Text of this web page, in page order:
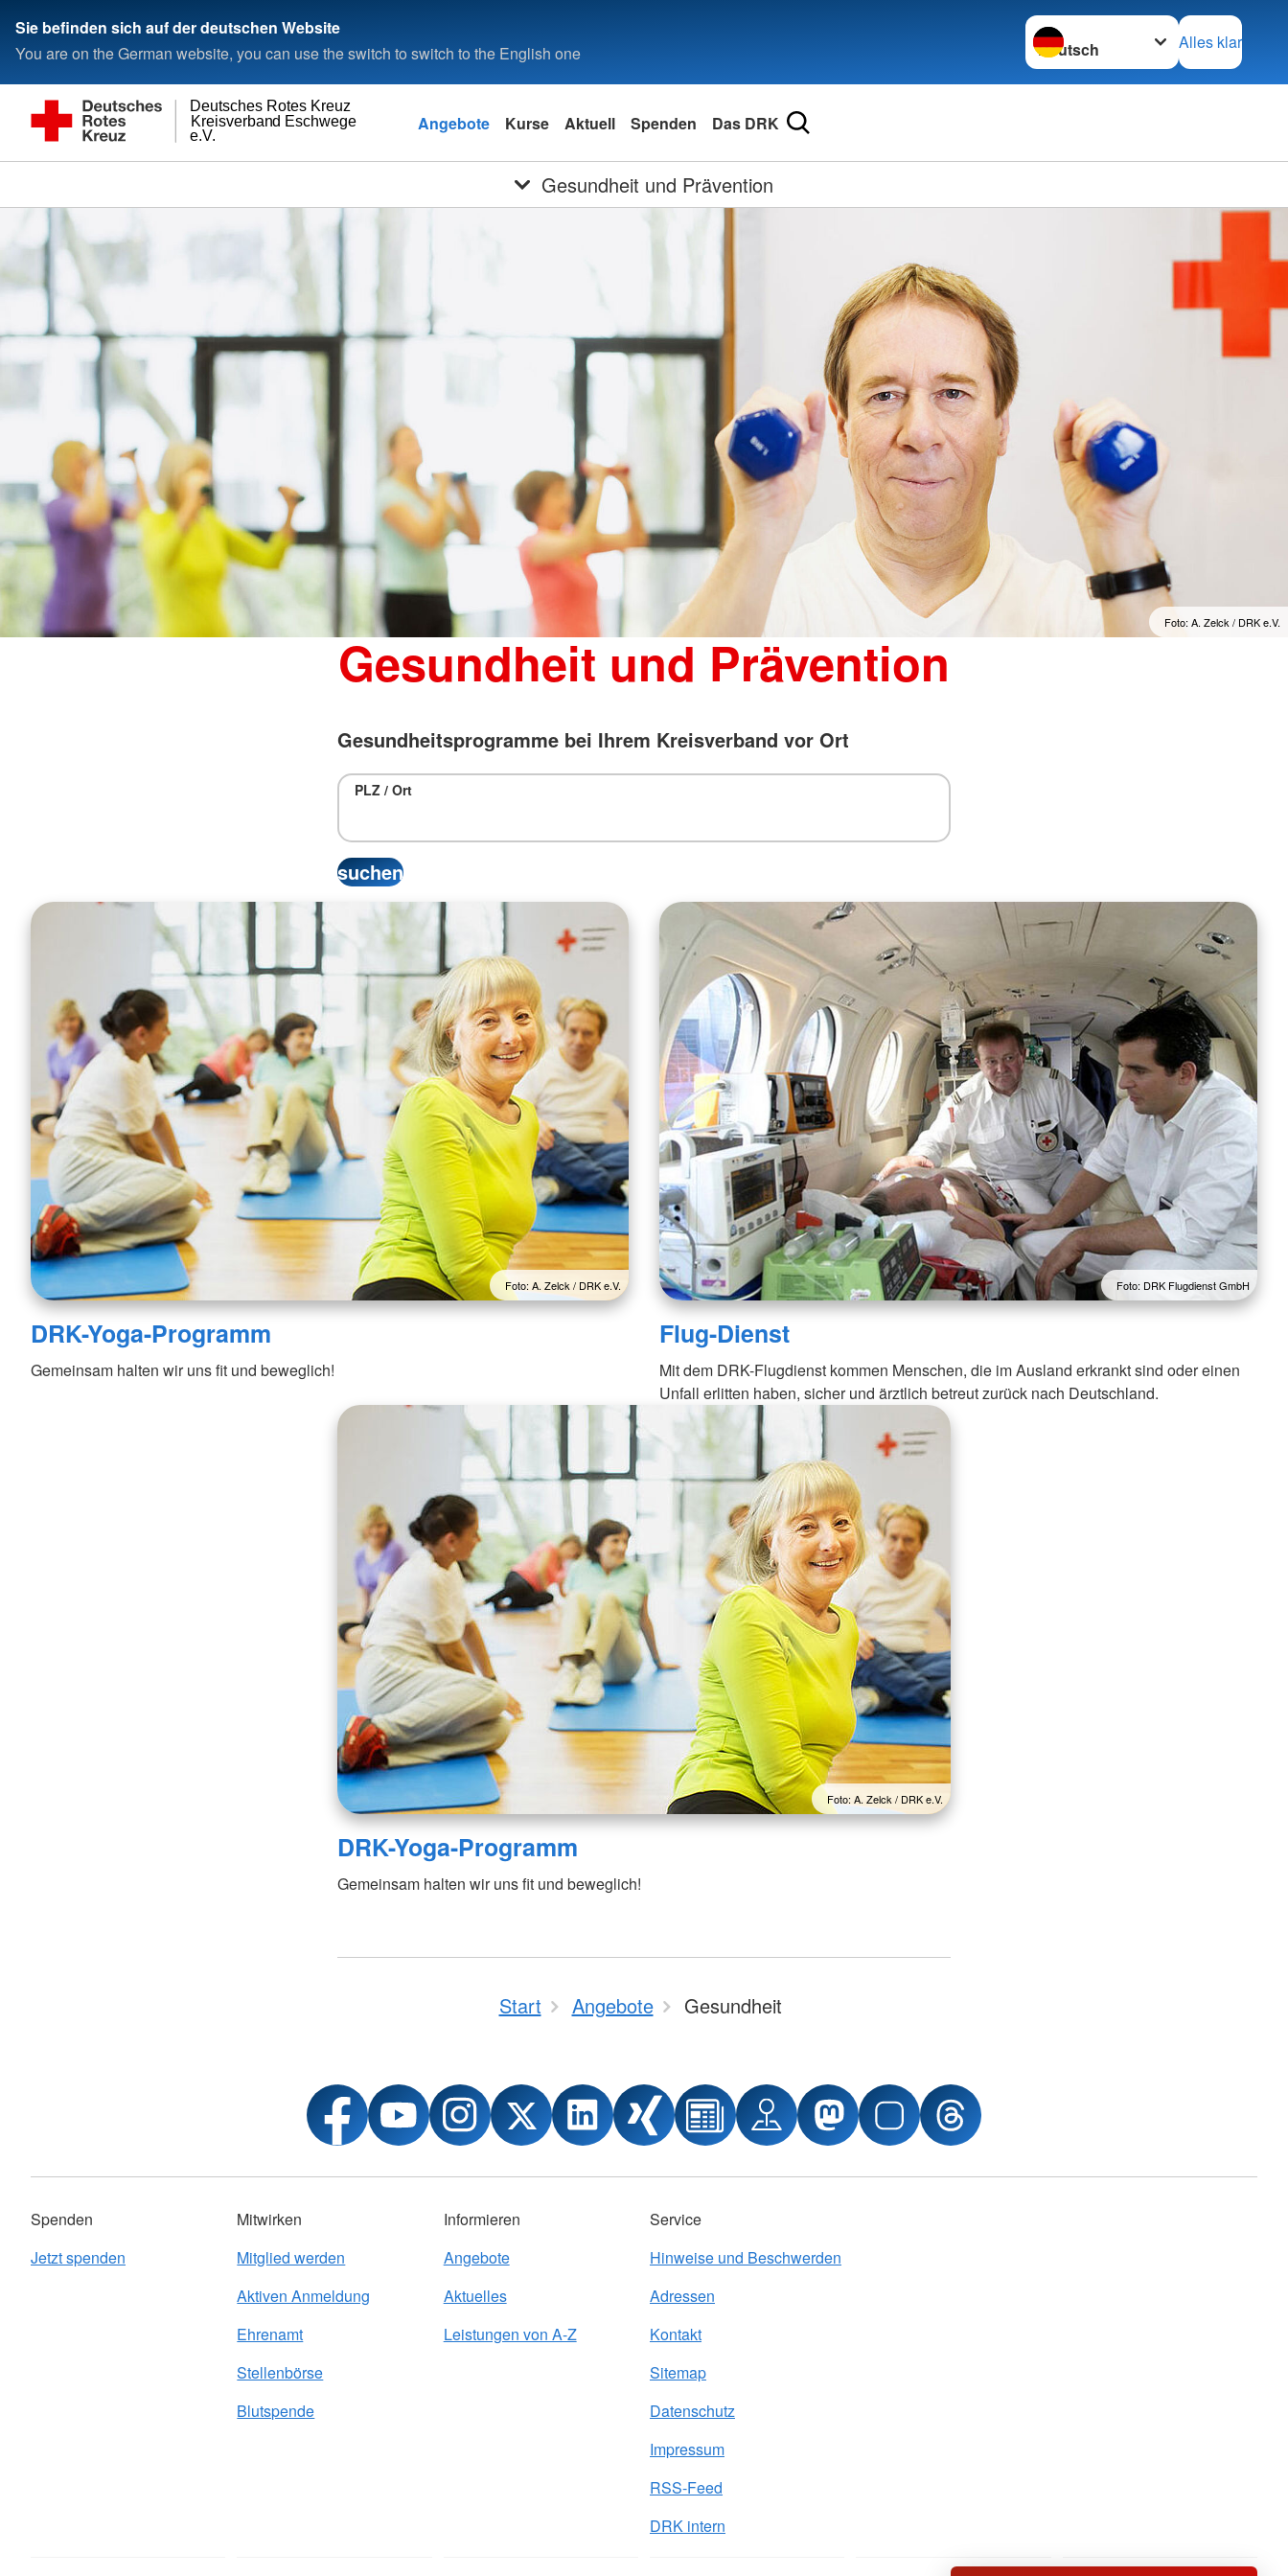
Sie befinden sich auf der deutschen Website
You are on the German website, you can use the switch to switch to the English one
Sprache wechseln zu
Alles klar
e.V.
Kreisverband Eschwege
Deutsches Rotes Kreuz
Angebote Kurse Aktuell Spenden Das DRK
Gesundheit und Prävention
Foto: A. Zelck / DRK e.V.
Gesundheit und Prävention
Gesundheitsprogramme bei Ihrem Kreisverband vor Ort
PLZ / Ort
Foto: A. Zelck / DRK e.V.
DRK-Yoga-Programm
Gemeinsam halten wir uns fit und beweglich!
Foto: DRK Flugdienst GmbH
Flug-Dienst
Mit dem DRK-Flugdienst kommen Menschen, die im Ausland erkrankt sind oder einen
Unfall erlitten haben, sicher und ärztlich betreut zurück nach Deutschland.
Foto: A. Zelck / DRK e.V.
DRK-Yoga-Programm
Gemeinsam halten wir uns fit und beweglich!
Start Angebote Gesundheit
Spenden
Jetzt spenden
Mitwirken
Mitglied werden
Aktiven Anmeldung
Ehrenamt
Stellenbörse
Blutspende
Informieren
Angebote
Aktuelles
Leistungen von A-Z
Service
Hinweise und Beschwerden
Adressen
Kontakt
Sitemap
Datenschutz
Impressum
RSS-Feed
DRK intern